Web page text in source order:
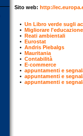
Sito web: http://
• Un Libro verde sugli
• Migliorare
• Reati ambientali
• Eurostat
• Andris Piebalgs
• Mauritania
• Contabilità
• E-commerce
• appuntamenti e
• appuntamenti e
• appuntamenti e